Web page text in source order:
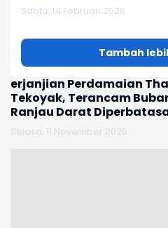
Sabtu, 14 Februari 2026
Tambah
erjanjian Perdamaian
Tekoyak, Terancam
Ranjau Darat
Selasa, 11 November 2025